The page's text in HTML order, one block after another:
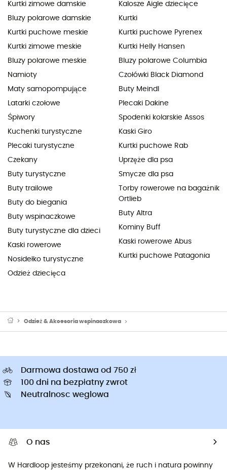
Kurtki zimowe damskie
Bluzy polarowe damskie
Kurtki puchowe meskie
Kurtki zimowe meskie
Bluzy polarowe meskie
Namioty
Maty samopompujące
Latarki czołowe
Śpiwory
Kuchenki turystyczne
Plecaki turystyczne
Czekany
Buty turystyczne
Buty trailowe
Buty do biegania
Buty wspinaczkowe
Buty turystyczne dla dzieci
Kaski rowerowe
Nosidełko turystyczne
Odzież dziecięca
Kalosze Aigle dziecięce
Kurtki
Kurtki puchowe Pyrenex
Kurtki Helly Hansen
Bluzy polarowe Columbia
Czołówki Black Diamond
Buty Meindl
Plecaki Dakine
Spodenki kolarskie Assos
Kaski Giro
Kurtki puchowe Rab
Uprzęże dla psa
Smycze dla psa
Torby rowerowe na bagażnik
Ortlieb
Buty Altra
Kominy Buff
Kaski rowerowe Abus
Kurtki puchowe Patagonia
Odzież & Akcesoria wspinaczkowa
Darmowa dostawa od 750 zł
100 dni na bezpłatny zwrot
Neutralnosc weglowa
O nas
W Hardloop jesteśmy przekonani, że ruch i natura powinny